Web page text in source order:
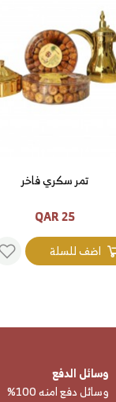
تمر سكري فاخر
25 QAR
اضف للسلة
وسائل الدفع
وسائل دفع امنه 100%